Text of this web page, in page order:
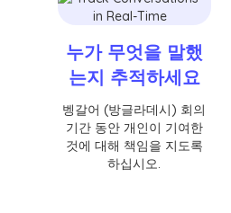
누가 무엇을 말했
는지 추적하세요
벵갈어 (방글라데시) 회의
기간 동안 개인이 기여한
것에 대해 책임을 지도록
하십시오.